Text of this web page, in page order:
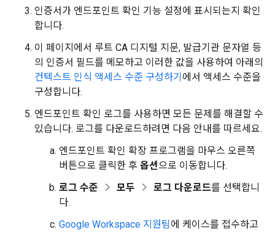
인증서가 엔드포인트 확인 기능 설정에 표시되는지 확인
합니다.
이 페이지에서 루트 CA 디지털 지문, 발급기관 문자열 등
의 인증서 필드를 메모하고 이러한 값을 사용하여 아래의
컨텍스트 인식 액세스 수준 구성하기 에서 액세스 수준을
구성합니다.
엔드포인트 확인 로그를 사용하면 모든 문제를 해결할 수
있습니다. 로그를 다운로드하려면 다음 안내를 따르세요.
엔드포인트 확인 확장 프로그램을 마우스 오른쪽
버튼으로 클릭한 후 옵션으로 이동합니다.
로그 수준
모두 로그 다운로드를 선택합니
다.
Google Workspace 지원팀에 케이스를 접수하고